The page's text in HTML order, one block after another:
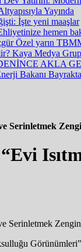
Yayında
İşte yeni maaşlar
hemen
Özel yarın
Kaya Medya
AKLA
Bakanı
Serinletmek